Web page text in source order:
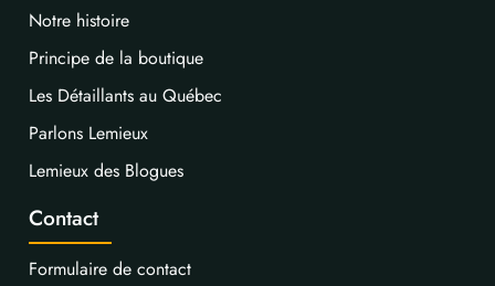
Notre histoire
Principe de la boutique
Les Détaillants au Québec
Parlons Lemieux
Lemieux des Blogues
Contact
Formulaire de contact